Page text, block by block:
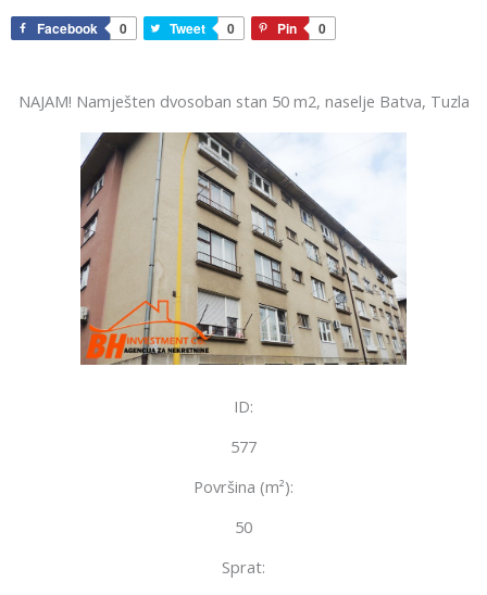
Facebook 0 Tweet 0 Pin 0
NAJAM! Namješten dvosoban stan 50 m2, naselje Batva, Tuzla
ID:
577
Površina (m²):
50
Sprat: